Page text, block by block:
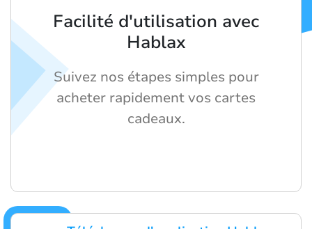
Facilité d'utilisation avec
Hablax
Suivez nos étapes simples pour
acheter rapidement vos cartes
cadeaux.